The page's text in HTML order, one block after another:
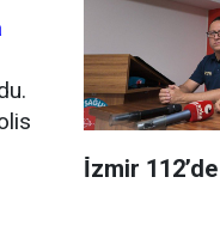
İ̇zmir